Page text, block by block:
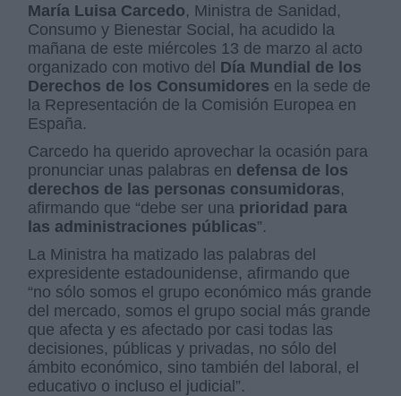
María Luisa Carcedo, Ministra de Sanidad,
Consumo y Bienestar Social, ha acudido la
mañana de este miércoles 13 de marzo al acto
organizado con motivo del Día Mundial de los
Derechos de los Consumidores en la sede de
la Representación de la Comisión Europea en
España.
Carcedo ha querido aprovechar la ocasión para
pronunciar unas palabras en defensa de los
derechos de las personas consumidoras,
afirmando que “debe ser una prioridad para
las administraciones públicas”.
La Ministra ha matizado las palabras del
expresidente estadounidense, afirmando que
“no sólo somos el grupo económico más grande
del mercado, somos el grupo social más grande
que afecta y es afectado por casi todas las
decisiones, públicas y privadas, no sólo del
ámbito económico, sino también del laboral, el
educativo o incluso el judicial”.